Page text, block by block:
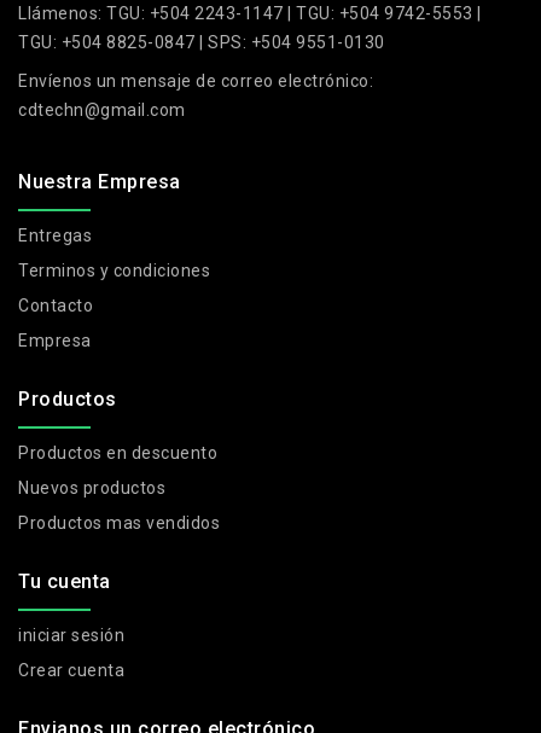
Llámenos: TGU: +504 2243-1147 | TGU: +504 9742-5553 |
TGU: +504 8825-0847 | SPS: +504 9551-0130
Envíenos un mensaje de correo electrónico:
cdtechn@gmail.com
Nuestra Empresa
Entregas
Terminos y condiciones
Contacto
Empresa
Productos
Productos en descuento
Nuevos productos
Productos mas vendidos
Tu cuenta
iniciar sesión
Crear cuenta